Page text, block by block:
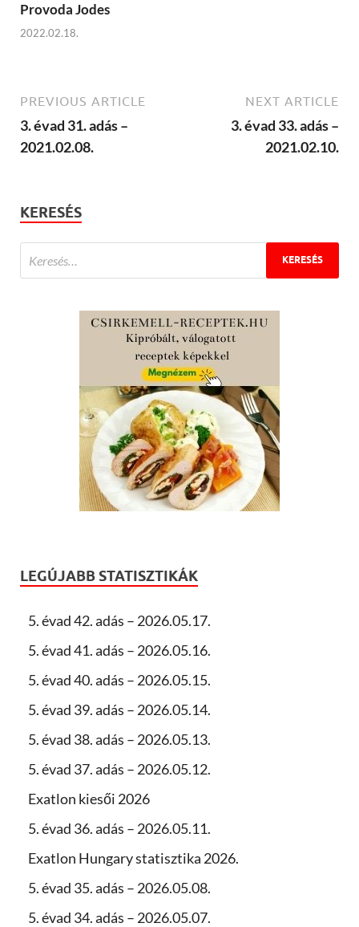
Provoda Jodes
2022.02.18.
PREVIOUS ARTICLE
3. évad 31. adás –
2021.02.08.
NEXT ARTICLE
3. évad 33. adás –
2021.02.10.
KERESÉS
LEGÚJABB STATISZTIKÁK
5. évad 42. adás – 2026.05.17.
5. évad 41. adás – 2026.05.16.
5. évad 40. adás – 2026.05.15.
5. évad 39. adás – 2026.05.14.
5. évad 38. adás – 2026.05.13.
5. évad 37. adás – 2026.05.12.
Exatlon kiesői 2026
5. évad 36. adás – 2026.05.11.
Exatlon Hungary statisztika 2026.
5. évad 35. adás – 2026.05.08.
5. évad 34. adás – 2026.05.07.